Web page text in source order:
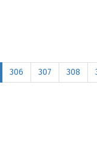
306 307 308